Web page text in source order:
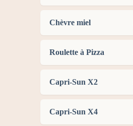
Chèvre miel
Roulette à Pizza
Capri-Sun X2
Capri-Sun X4